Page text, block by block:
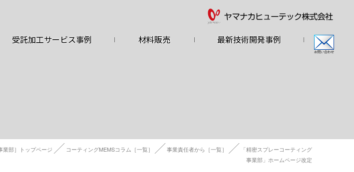
受託加工サービス事例 材料販売 最新技術開発事例
業部］トップページ コーティングMEMSコラム［一覧］ 事業責任者から［一覧］
「精密スプレーコーティング
事業部」ホームページ改定